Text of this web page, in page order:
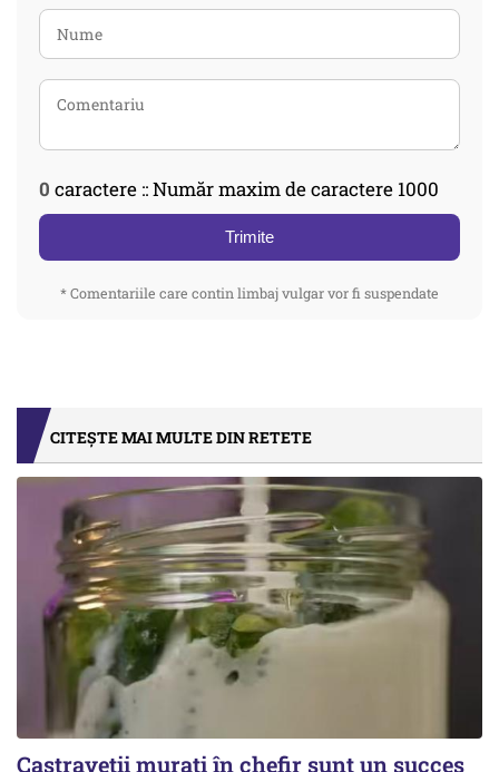
0 caractere :: Număr maxim de caractere 1000
Trimite
* Comentariile care contin limbaj vulgar vor fi suspendate
CITEȘTE MAI MULTE DIN RETETE
Castraveții murați în chefir sunt un succes